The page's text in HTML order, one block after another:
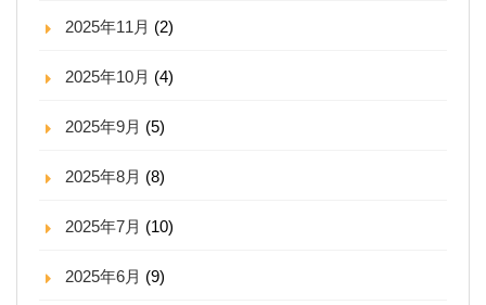
2025年11月 (2)
2025年10月 (4)
2025年9月 (5)
2025年8月 (8)
2025年7月 (10)
2025年6月 (9)